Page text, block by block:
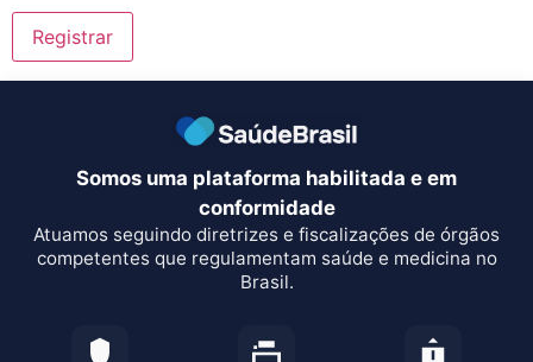
Somos uma plataforma habilitada e em
conformidade
Atuamos seguindo diretrizes e fiscalizações de órgãos
competentes que regulamentam saúde e medicina no
Brasil.